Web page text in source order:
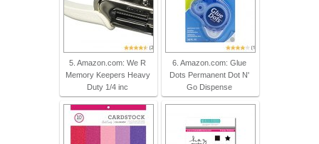
5. Amazon.com: We R
Memory Keepers Heavy
Duty 1/4 inc
6. Amazon.com: Glue
Dots Permanent Dot N'
Go Dispense